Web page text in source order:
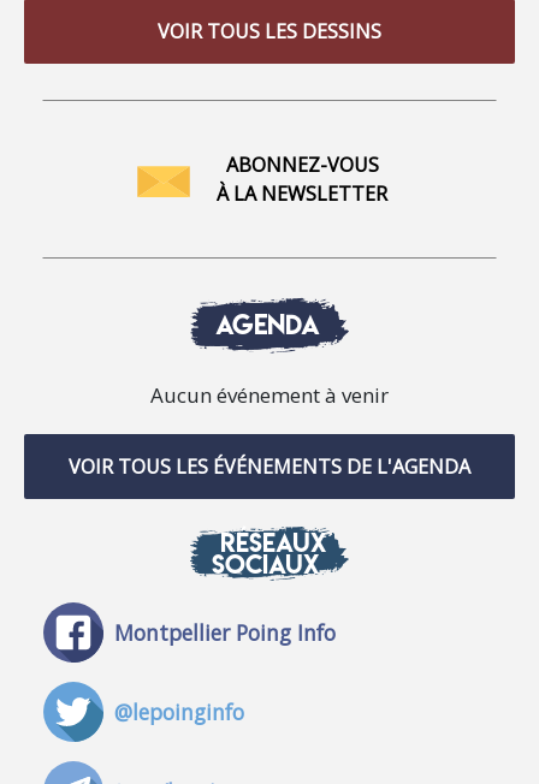
VOIR TOUS LES DESSINS
ABONNEZ-VOUS
À LA NEWSLETTER
AGENDA
Aucun événement à venir
VOIR TOUS LES ÉVÉNEMENTS DE L'AGENDA
RÉSEAUX
SOCIAUX
Montpellier Poing Info
@lepoinginfo